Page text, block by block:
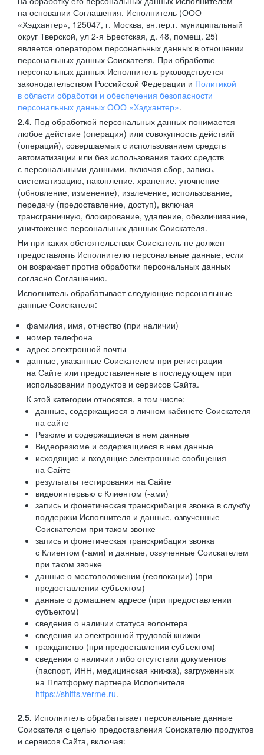
на основании Соглашения. Исполнитель (ООО
«Хэдхантер», 125047, г. Москва, вн.тер.г. муниципальный
округ Тверской, ул 2-я Брестская, д. 48, помещ. 25)
является оператором персональных данных в отношении
персональных данных Соискателя. При обработке
персональных данных Исполнитель руководствуется
законодательством Российской Федерации и Политикой
в области обработки и обеспечения безопасности
персональных данных ООО «Хэдхантер».
2.4. Под обработкой персональных данных понимается
любое действие (операция) или совокупность действий
(операций), совершаемых с использованием средств
автоматизации или без использования таких средств
с персональными данными, включая сбор, запись,
систематизацию, накопление, хранение, уточнение
(обновление, изменение), извлечение, использование,
передачу (предоставление, доступ), включая
трансграничную, блокирование, удаление, обезличивание,
уничтожение персональных данных Соискателя.
Ни при каких обстоятельствах Соискатель не должен
предоставлять Исполнителю персональные данные, если
он возражает против обработки персональных данных
согласно Соглашению.
Исполнитель обрабатывает следующие персональные
данные Соискателя:
фамилия, имя, отчество (при наличии)
номер телефона
адрес электронной почты
данные, указанные Соискателем при регистрации
на Сайте или предоставленные в последующем при
использовании продуктов и сервисов Сайта.
К этой категории относятся, в том числе:
данные, содержащиеся в личном кабинете Соискателя
на сайте
Резюме и содержащиеся в нем данные
Видеорезюме и содержащиеся в нем данные
исходящие и входящие электронные сообщения
на Сайте
результаты тестирования на Сайте
видеоинтервью с Клиентом (-ами)
запись и фонетическая транскрибация звонка в службу
поддержки Исполнителя и данные, озвученные
Соискателем при таком звонке
запись и фонетическая транскрибация звонка
с Клиентом (-ами) и данные, озвученные Соискателем
при таком звонке
данные о местоположении (геолокации) (при
предоставлении субъектом)
данные о домашнем адресе (при предоставлении
субъектом)
сведения о наличии статуса волонтера
сведения из электронной трудовой книжки
гражданство (при предоставлении субъектом)
сведения о наличии либо отсутствии документов
(паспорт, ИНН, медицинская книжка), загруженных
на Платформу партнера Исполнителя
https://shifts.verme.ru.
2.5. Исполнитель обрабатывает персональные данные
Соискателя с целью предоставления Соискателю продуктов
и сервисов Сайта, включая: